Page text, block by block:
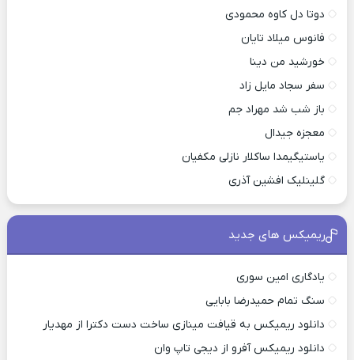
دوتا دل کاوه محمودی
فانوس میلاد تایان
خورشید من دینا
سفر سجاد مایل زاد
باز شب شد مهراد جم
معجزه جیدال
یاستیگیمدا ساکلار نازلی مکفیان
گلینلیک افشین آذری
ریمیکس های جدید
یادگاری امین سوری
سنگ تمام حمیدرضا بابایی
دانلود ریمیکس به قیافت مینازی ساخت دست دکترا از مهدیار
دانلود ریمیکس آفرو از ديجی تاپ وان